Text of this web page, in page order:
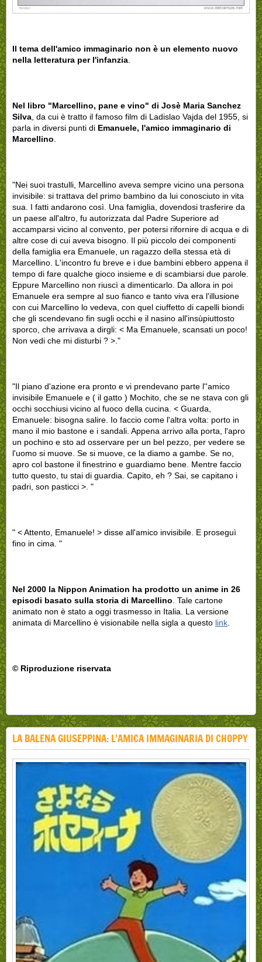
Il tema dell'amico immaginario non è un elemento nuovo
nella letteratura per l'infanzia
Nel libro "Marcellino, pane e vino" di Josè Maria Sanchez
Silva , da cui è tratto il famoso film di Ladislao Vajda del 1955, si
parla in diversi punti di Emanuele, l'amico immaginario di
Marcellino
"Nei suoi trastulli, Marcellino aveva sempre vicino una persona
invisibile: si trattava del primo bambino da lui conosciuto in vita
sua. I fatti andarono così. Una famiglia, dovendosi trasferire da
un paese all'altro, fu autorizzata dal Padre Superiore ad
accamparsi vicino al convento, per potersi rifornire di acqua e di
altre cose di cui aveva bisogno. Il più piccolo dei componenti
della famiglia era Emanuele, un ragazzo della stessa età di
Marcellino. L'incontro fu breve e i due bambini ebbero appena il
tempo di fare qualche gioco insieme e di scambiarsi due parole.
Eppure Marcellino non riuscì a dimenticarlo. Da allora in poi
Emanuele era sempre al suo fianco e tanto viva era l'illusione
con cui Marcellino lo vedeva, con quel ciuffetto di capelli biondi
che gli scendevano fin sugli occhi e il nasino all'insùpiuttosto
sporco, che arrivava a dirgli: < Ma Emanuele, scansati un poco!
Non vedi che mi disturbi ? >."
"Il piano d'azione era pronto e vi prendevano parte l''amico
invisibile Emanuele e ( il gatto ) Mochito, che se ne stava con gli
occhi socchiusi vicino al fuoco della cucina. < Guarda,
Emanuele: bisogna salire. Io faccio come l'altra volta: porto in
mano il mio bastone e i sandali. Appena arrivo alla porta, l'apro
un pochino e sto ad osservare per un bel pezzo, per vedere se
l'uomo si muove. Se si muove, ce la diamo a gambe. Se no,
apro col bastone il finestrino e guardiamo bene. Mentre faccio
tutto questo, tu stai di guardia. Capito, eh ? Sai, se capitano i
padri, son pasticci >. "
" < Attento, Emanuele! > disse all'amico invisibile. E proseguì
fino in cima. "
Nel 2000 la Nippon Animation ha prodotto un anime in 26
episodi basato sulla storia di Marcellino . Tale cartone
animato non è stato a oggi trasmesso in Italia. La versione
animata di Marcellino è visionabile nella sigla a questo link
© Riproduzione riservata
LA BALENA GIUSEPPINA: L'AMICA IMMAGINARIA DI CHOPPY